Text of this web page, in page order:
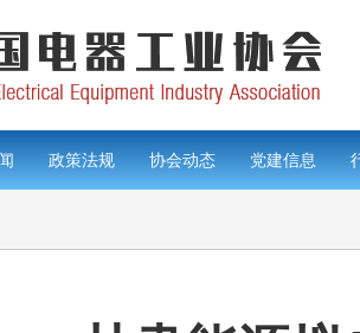
政策法规 协会动态 党建信息